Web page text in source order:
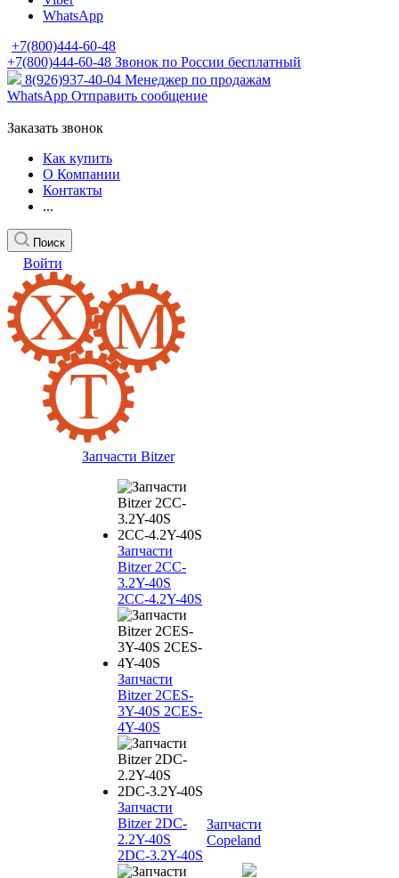
WhatsApp
+7(800)444-60-48
+7(800)444-60-48 Звонок по России бесплатный
8(926)937-40-04 Менеджер по продажам
WhatsApp Отправить сообщение
Заказать звонок
Как купить
О Компании
Контакты
...
Поиск
Войти
Запчасти Bitzer
Запчасти
Bitzer 2CC-
3.2Y-40S
2CC-4.2Y-40S
Запчасти
Bitzer 2CES-
3Y-40S 2CES-
4Y-40S
Запчасти
Bitzer 2DC-
2.2Y-40S
2DC-3.2Y-40S
Запчасти
Copeland